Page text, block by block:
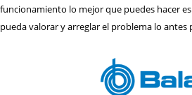
funcionamiento lo mejor que puedes hacer
pueda valorar y arreglar el problema lo antes